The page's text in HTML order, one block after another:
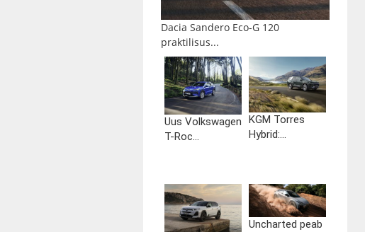
Dacia Sandero Eco-G 120
praktilisus...
Uus Volkswagen
T-Roc...
KGM Torres
Hybrid:...
Uncharted peab